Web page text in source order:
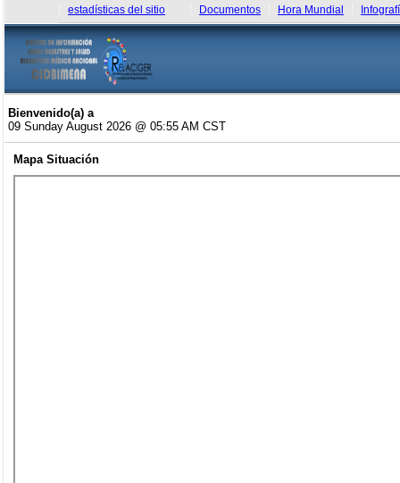
estadísticas del sitio Documentos Hora Mundial
Bienvenido(a) a
09 Sunday August 2026 @ 05:55 AM CST
Mapa Situación